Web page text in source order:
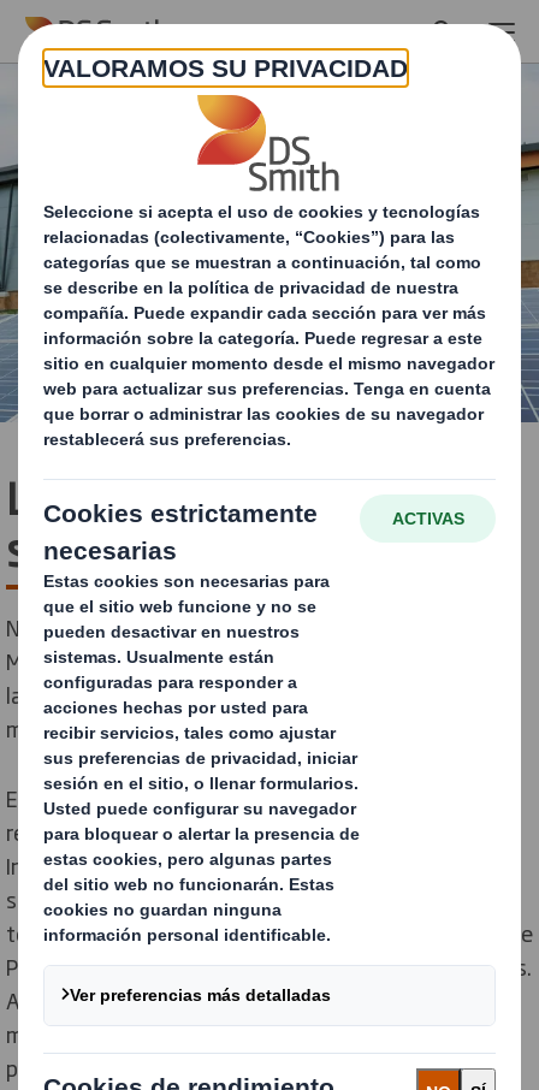
Skip to main content
Liderar el camino de la
sostenibilidad
Nuestro objetivo es "Redefinir el Packaging para un
Mundo Cambiante" al incorporar a nuestros clientes en
la economía circular mediante el uso responsable de
materiales reciclables en nuestro negocio circular.
En 2023/24, continuamos implementando nuestra
renovadaEstrategia de Sostenibilidad Now & Next
Introdujimos un nuevo marco de gestión de
sostenibilidad que incluye Comités Directivos
temáticos horizontales, Grupos de Trabajo y Equipos de
Proyecto para impulsar el avance de nuestros objetivos.
Además de lograr nuestro objetivo de reemplazar mil
millones de piezas de plástico, avanzamos en nuestros
proyectos para proteger y regenerar la naturaleza y